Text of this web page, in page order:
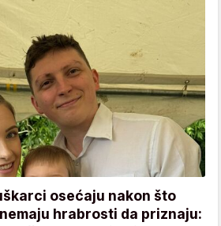
osećaju nakon što
hrabrosti da priznaju: